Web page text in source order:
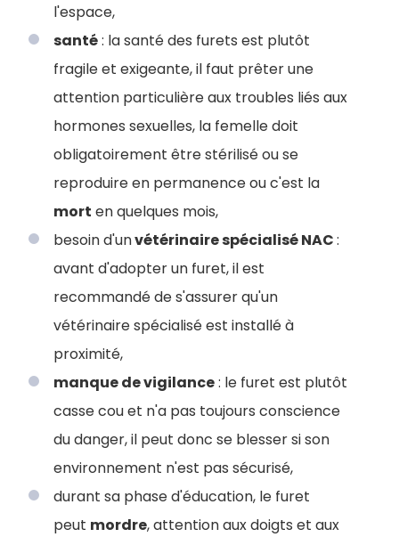
l'espace,
santé: la santé des furets est plutôt
fragile et exigeante, il faut prêter une
attention particulière aux troubles liés aux
hormones sexuelles, la femelle doit
obligatoirement être stérilisé ou se
reproduire en permanence ou c'est la
mort en quelques mois,
besoin d'unvétérinaire spécialisé NAC:
avant d'adopter un furet, il est
recommandé de s'assurer qu'un
vétérinaire spécialisé est installé à
proximité,
manque de vigilance: le furet est plutôt
casse cou et n'a pas toujours conscience
du danger, il peut donc se blesser si son
environnement n'est pas sécurisé,
durant sa phase d'éducation, le furet
peut mordre, attention aux doigts et aux